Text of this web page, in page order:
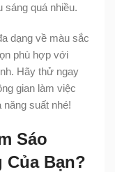
sáng quá nhiều.
dạng về màu sắc
phù hợp với
Hãy thử ngay
gian làm việc
suất nhé!
Sáo
Bạn?